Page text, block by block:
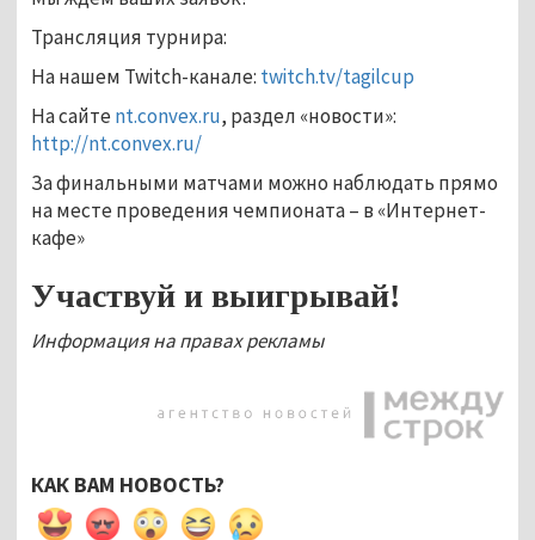
Трансляция турнира:
На нашем Twitch-канале: twitch.tv/tagilcup
На сайте nt.convex.ru, раздел «новости»:
http://nt.convex.ru/
За финальными матчами можно наблюдать прямо
на месте проведения чемпионата – в «Интернет-
кафе»
Участвуй и выигрывай!
Информация на правах рекламы
КАК ВАМ НОВОСТЬ?